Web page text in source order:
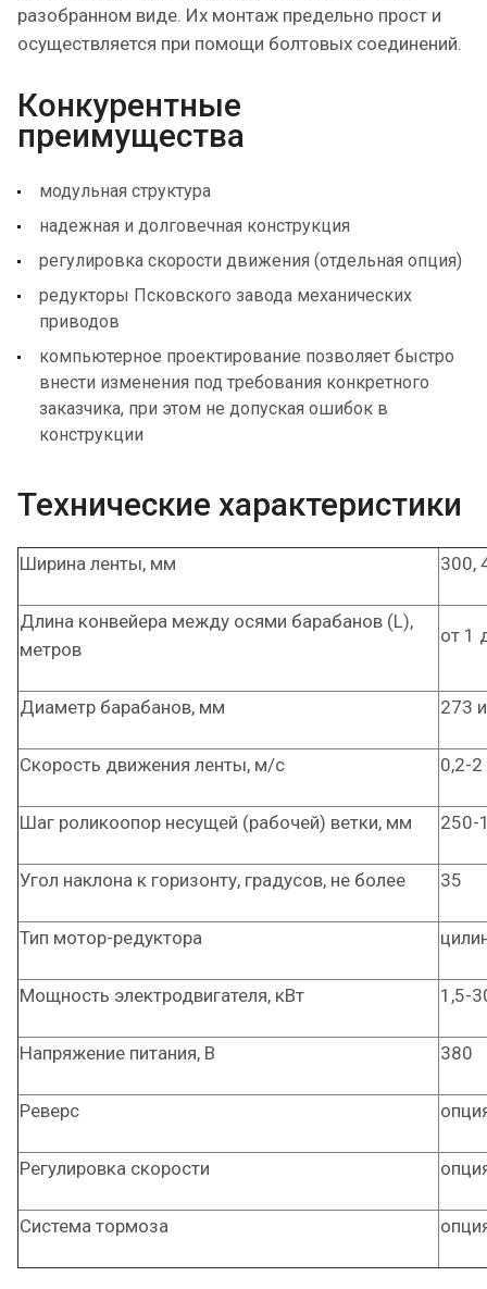
разобранном виде. Их монтаж предельно прост и
осуществляется при помощи болтовых соединений.
Конкурентные
преимущества
модульная структура
надежная и долговечная конструкция
регулировка скорости движения (отдельная опция)
редукторы Псковского завода механических
приводов
компьютерное проектирование позволяет быстро
внести изменения под требования конкретного
заказчика, при этом не допуская ошибок в
конструкции
Технические характеристики
Ширина ленты, мм 300,
Длина конвейера между осями барабанов (L),
метров
от 1
Диаметр барабанов, мм 273
Скорость движения ленты, м/с 0,2-2
Шаг роликоопор несущей (рабочей) ветки, мм 250-
Угол наклона к горизонту, градусов, не более 35
Тип мотор-редуктора
Мощность электродвигателя, кВт 1,5-
Напряжение питания, В 380
Реверс
Регулировка скорости
Система тормоза